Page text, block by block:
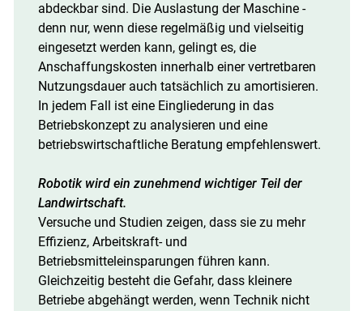
abdeckbar sind. Die Auslastung der Maschine -
denn nur, wenn diese regelmäßig und vielseitig
eingesetzt werden kann, gelingt es, die
Anschaffungskosten innerhalb einer vertretbaren
Nutzungsdauer auch tatsächlich zu amortisieren.
In jedem Fall ist eine Eingliederung in das
Betriebskonzept zu analysieren und eine
betriebswirtschaftliche Beratung empfehlenswert.
Robotik wird ein zunehmend wichtiger Teil der
Landwirtschaft.
Versuche und Studien zeigen, dass sie zu mehr
Effizienz, Arbeitskraft- und
Betriebsmitteleinsparungen führen kann.
Gleichzeitig besteht die Gefahr, dass kleinere
Betriebe abgehängt werden, wenn Technik nicht